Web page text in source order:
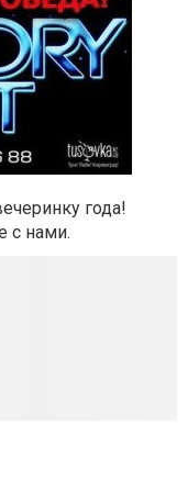
года!
с нами.